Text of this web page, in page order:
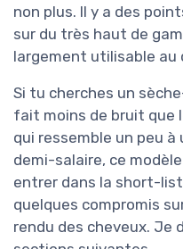
non plus. Il y a des
sur du très haut de
largement utilisable au
Si tu cherches un
fait moins de bruit que
qui ressemble un peu à
demi-salaire, ce
entrer dans la short-
quelques compromis
rendu des cheveux. Je